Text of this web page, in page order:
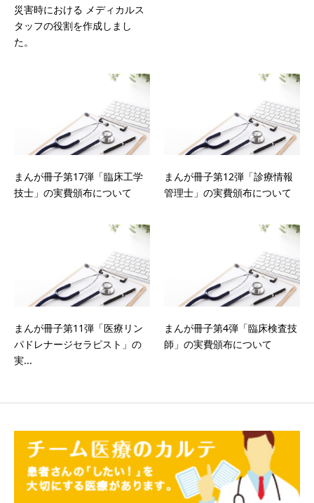
災害時における メディカルス
タッフの役割を作成しまし
た。
まんが冊子第17弾「臨床工学
技士」の実費頒布について
まんが冊子第12弾「診療情報
管理士」の実費頒布について
まんが冊子第11弾「医療リン
パドレナージセラピスト」の
実...
まんが冊子第4弾「臨床検査技
師」の実費頒布について